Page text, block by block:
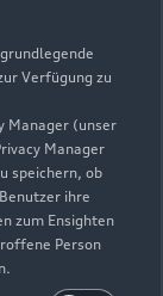
Verfügung zu
Manager (unser
Manager
speichern, ob
ihre
zum Ensighten
Person